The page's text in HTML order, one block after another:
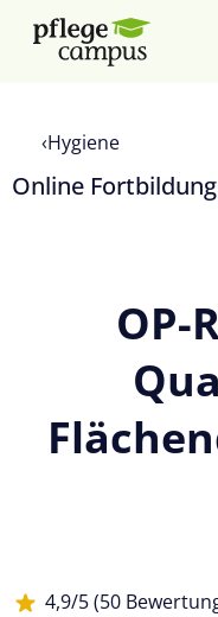
Hygiene
Online Fortbildung
OP-
4,9/5 (50